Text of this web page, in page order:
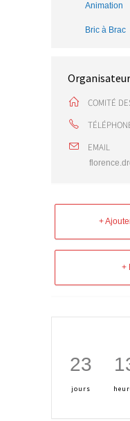
Animation
Bric à Brac
Organisateur
COMITÉ
EMAIL
+
+
23
jours